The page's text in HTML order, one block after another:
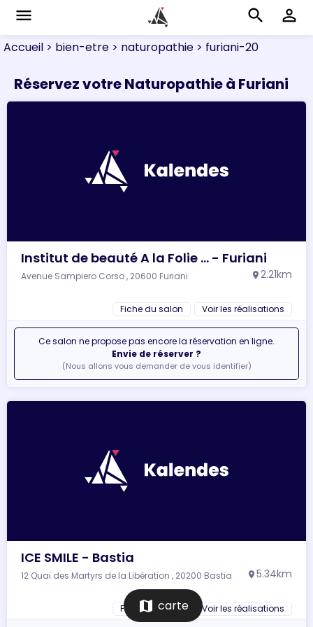
menu search perm_identity
Accueil > bien-etre > naturopathie > furiani-20
Réservez votre Naturopathie à Furiani
Institut de beauté A la Folie ... - Furiani
Avenue Sampiero Corso , 20600 Furiani location_on 2.21km
Fiche du salon Voir les réalisations
Ce salon ne propose pas encore la réservation en ligne.
Envie de réserver ?
(Nous allons vous demander de vous identifier)
ICE SMILE - Bastia
12 Quai des Martyrs de la Libération , 20200 Bastia location_on 5.34km
Fiche du salon Voir les réalisations
map carte